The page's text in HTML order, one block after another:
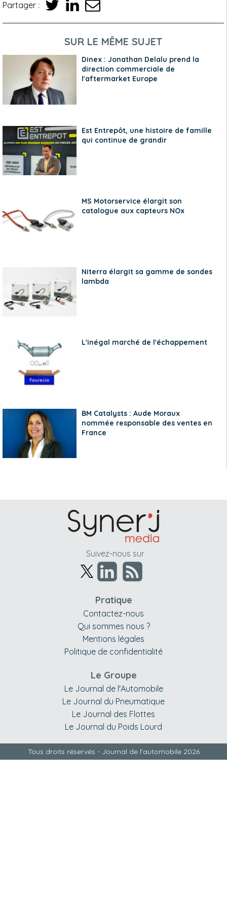
Partager :
SUR LE MÊME SUJET
Dinex : Jonathan Delalu prend la
direction commerciale de
l'aftermarket Europe
Est Entrepôt, une histoire de famille
qui continue de grandir
MS Motorservice élargit son
catalogue aux capteurs NOx
Niterra élargit sa gamme de sondes
lambda
L'inégal marché de l'échappement
BM Catalysts : Aude Moraux
nommée responsable des ventes en
France
Suivez-nous sur
Pratique
Contactez-nous
Qui sommes nous ?
Mentions légales
Politique de confidentialité
Le Groupe
Le Journal de l'Automobile
Le Journal du Pneumatique
Le Journal des Flottes
Le Journal du Poids Lourd
Tous droits réservés - Journal de l'automobile 2026